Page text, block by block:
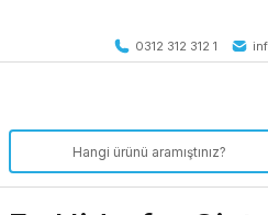
0312 312 312 1